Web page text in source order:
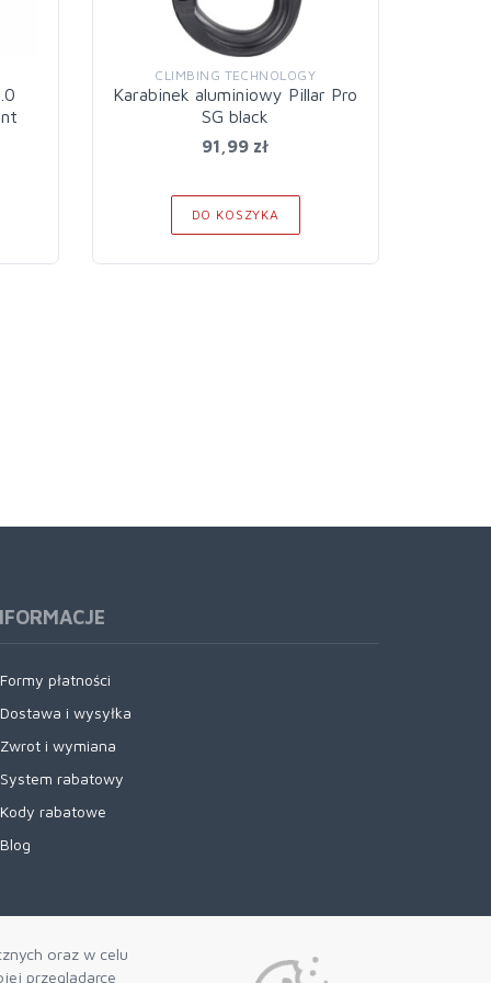
oraz w celu
przeglądarce
CLIMBING TECHNOLOGY
Karabinek aluminiowy Pillar Pro
SG black
91,99 zł
DO KOSZYKA
Formy płatności
Dostawa i wysyłka
Zwrot i wymiana
System rabatowy
Kody rabatowe
Blog